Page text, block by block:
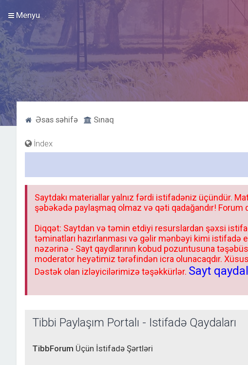
Menyu
Əsas səhifə Sınaq
İndex
Saytdakı materiallar yalnız fərdi istifadəniz üçündür.
şəbəkədə paylaşmaq olmaz və qəti qadağandır! Forum
Diqqət: Saytdan və təmin etdiyi resurslardan şəxsi
təminatları hazırlanması və gəlir mənbəyi kimi
nəzərinə - Sayt qaydlarının kobud pozuntusuna
moderator heyətimiz tərəfindən icra olunacaqdır.
Dəstək olan izləyicilərimizə təşəkkürlər. Sayt
Tibbi Paylaşım Portalı - İstifadə Qaydaları
TibbForum Üçün İstifadə Şərtləri